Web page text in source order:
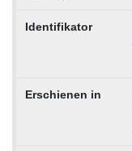
Identifikator
Erschienen in